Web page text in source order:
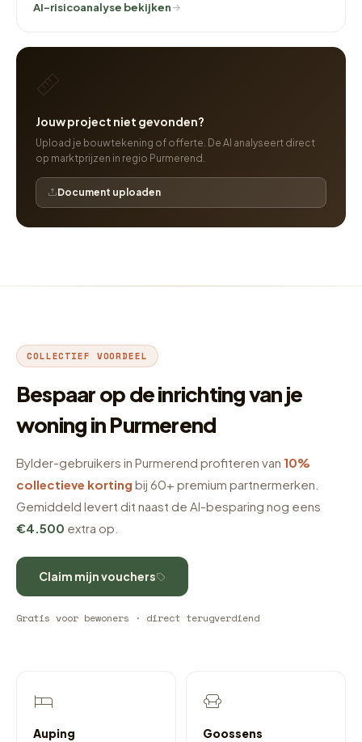
AI-risicoanalyse bekijken
Jouw project niet gevonden?
Upload je bouwtekening of offerte. De AI analyseert direct
op marktprijzen in regio Purmerend.
Document uploaden
COLLECTIEF VOORDEEL
Bespaar op de inrichting van je
woning in Purmerend
Bylder-gebruikers in Purmerend profiteren van 10%
collectieve korting bij 60+ premium partnermerken.
Gemiddeld levert dit naast de AI-besparing nog eens
€4.500 extra op.
Claim mijn vouchers
Gratis voor bewoners · direct terugverdiend
Auping Goossens